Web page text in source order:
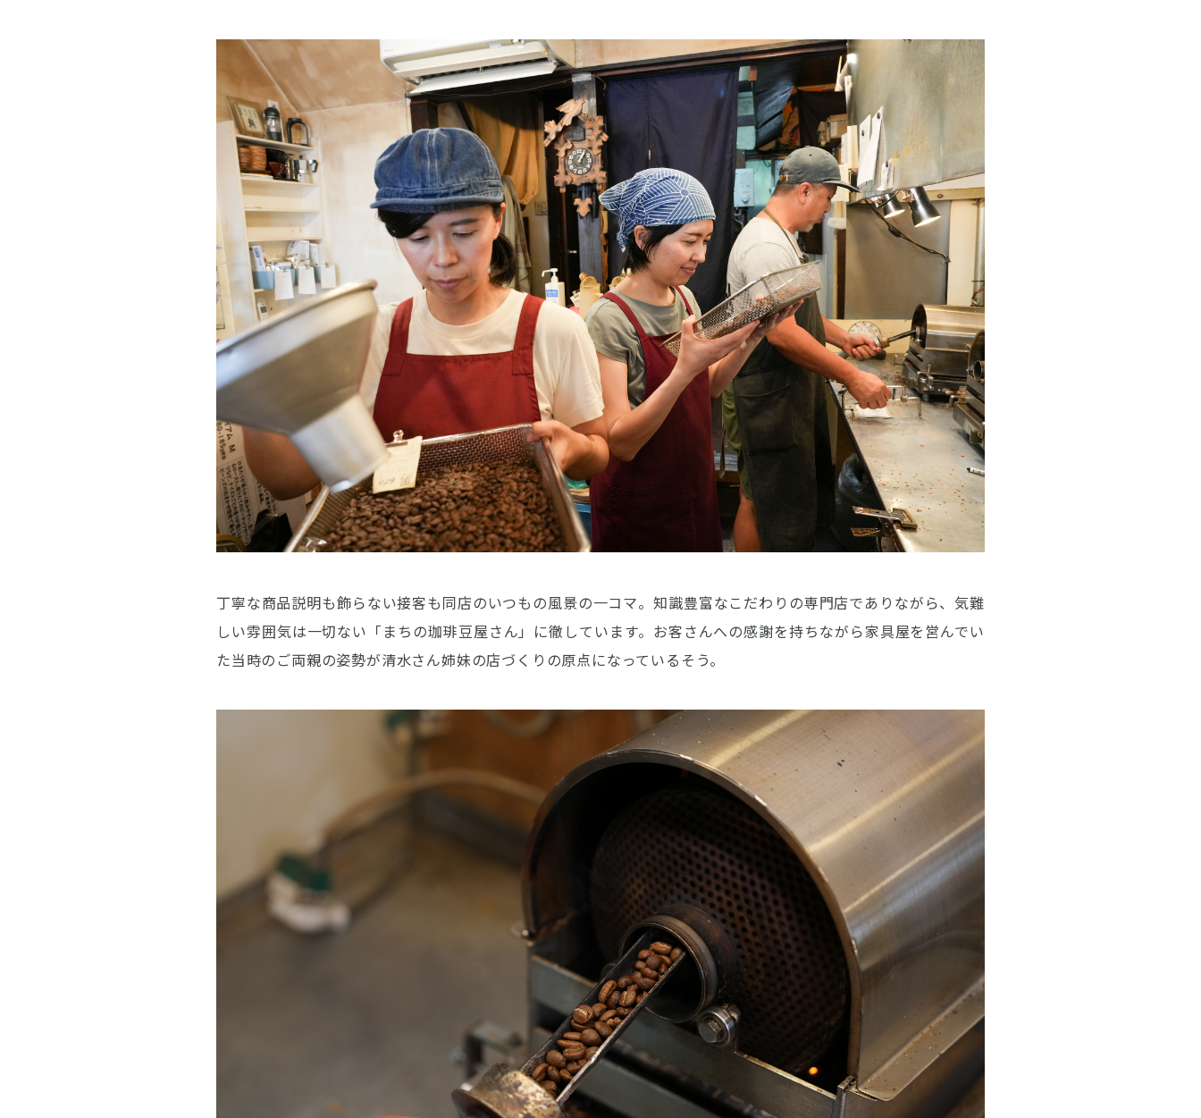
丁寧な商品説明も飾らない接客も同店のいつもの風景の一コマ。知識豊富なこだわりの専門店でありながら、気難
しい雰囲気は一切ない「まちの珈琲豆屋さん」に徹しています。お客さんへの感謝を持ちながら家具屋を営んでい
た当時のご両親の姿勢が清水さん姉妹の店づくりの原点になっているそう。